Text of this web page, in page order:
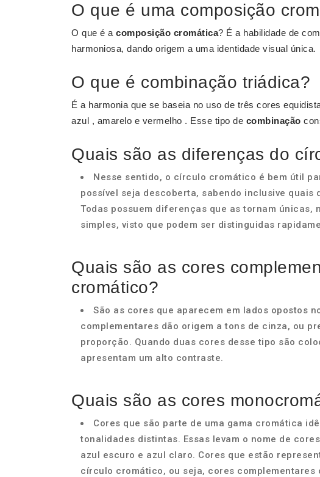
O que é uma composição
O que é a composição cromática? É a habilidade de
harmoniosa, dando origem a uma identidade visual única.
O que é combinação triádica?
É a harmonia que se baseia no uso de três cores
azul , amarelo e vermelho . Esse tipo de combinação
Quais são as diferenças do
Nesse sentido, o círculo cromático é bem útil
possível seja descoberta, sabendo inclusive quais
Todas possuem diferenças que as tornam únicas,
simples, visto que podem ser distinguidas
Quais são as cores
cromático?
São as cores que aparecem em lados opostos
complementares dão origem a tons de cinza, ou
proporção. Quando duas cores desse tipo são
apresentam um alto contraste.
Quais são as cores
Cores que são parte de uma gama cromática
tonalidades distintas. Essas levam o nome de
azul escuro e azul claro. Cores que estão
círculo cromático, ou seja, cores complementares